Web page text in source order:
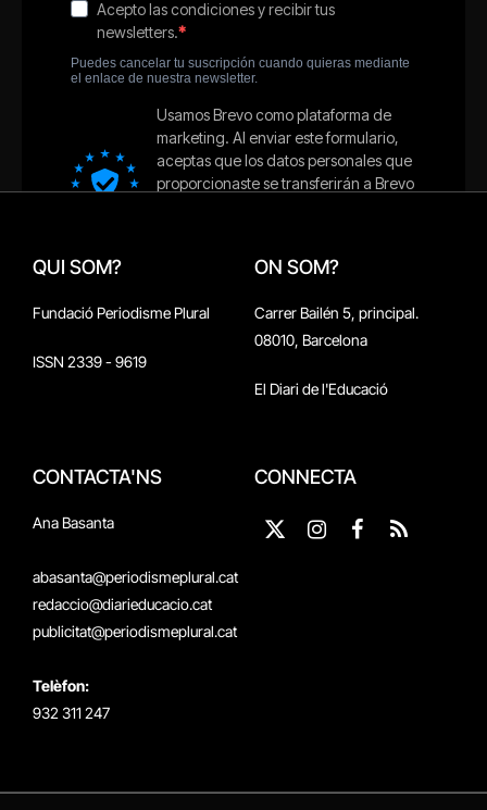
QUI SOM?
Fundació Periodisme Plural
ISSN 2339 - 9619
ON SOM?
Carrer Bailén 5, principal.
08010, Barcelona
El Diari de l'Educació
CONTACTA'NS
Ana Basanta
abasanta@periodismeplural.cat
redaccio@diarieducacio.cat
publicitat@periodismeplural.cat
Telèfon:
932 311 247
CONNECTA
X
Instagram
Facebook
RSS